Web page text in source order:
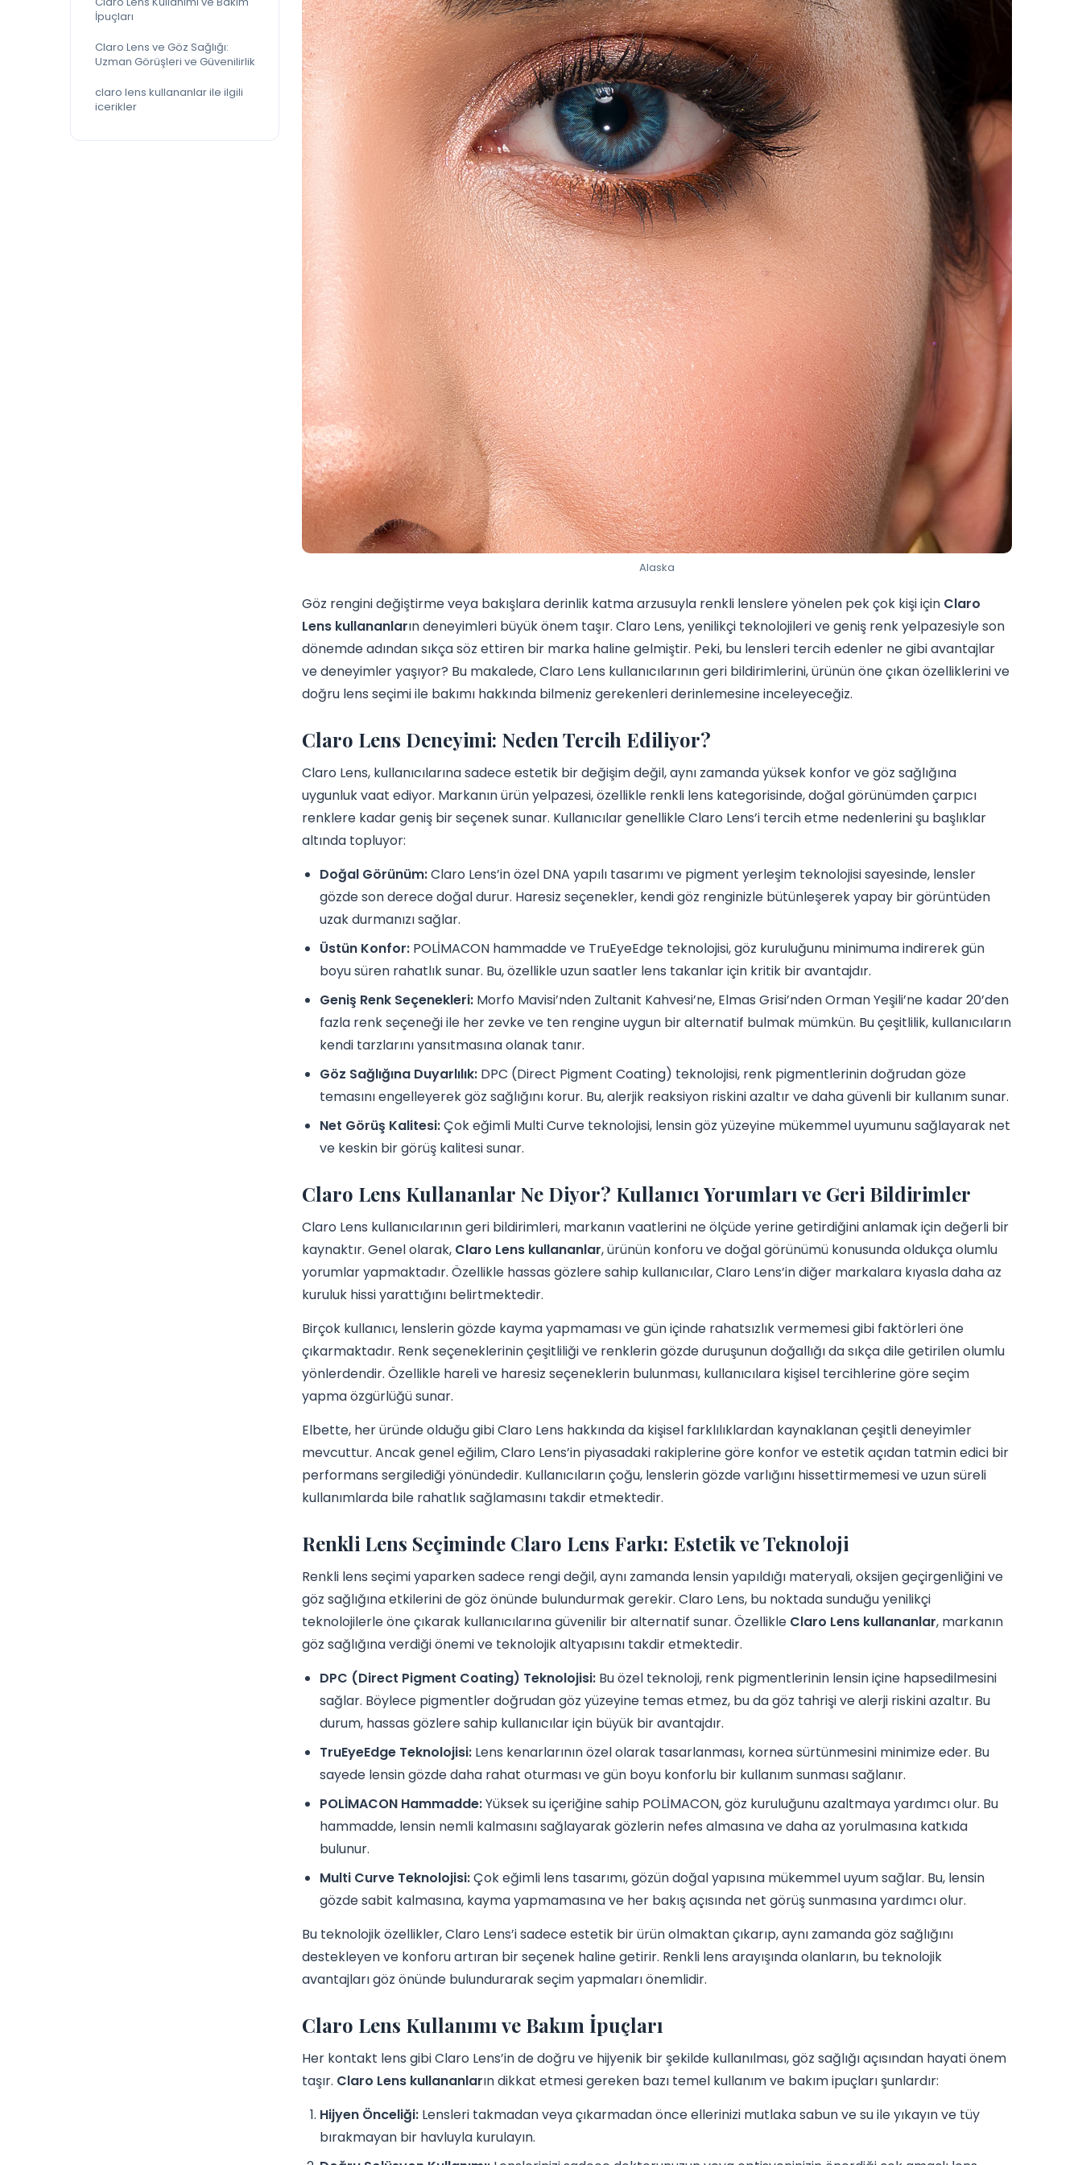
İpuçları
Claro Lens ve Göz Sağlığı:
Uzman Görüşleri ve Güvenilirlik
claro lens kullananlar ile ilgili
icerikler
Alaska
Göz rengini değiştirme veya bakışlara derinlik katma arzusuyla renkli lenslere yönelen pek çok kişi için Claro
Lens kullananların deneyimleri büyük önem taşır. Claro Lens, yenilikçi teknolojileri ve geniş renk yelpazesiyle son
dönemde adından sıkça söz ettiren bir marka haline gelmiştir. Peki, bu lensleri tercih edenler ne gibi avantajlar
ve deneyimler yaşıyor? Bu makalede, Claro Lens kullanıcılarının geri bildirimlerini, ürünün öne çıkan özelliklerini ve
doğru lens seçimi ile bakımı hakkında bilmeniz gerekenleri derinlemesine inceleyeceğiz.
Claro Lens Deneyimi: Neden Tercih Ediliyor?
Claro Lens, kullanıcılarına sadece estetik bir değişim değil, aynı zamanda yüksek konfor ve göz sağlığına
uygunluk vaat ediyor. Markanın ürün yelpazesi, özellikle renkli lens kategorisinde, doğal görünümden çarpıcı
renklere kadar geniş bir seçenek sunar. Kullanıcılar genellikle Claro Lens’i tercih etme nedenlerini şu başlıklar
altında topluyor:
Doğal Görünüm:Claro Lens’in özel DNA yapılı tasarımı ve pigment yerleşim teknolojisi sayesinde, lensler
gözde son derece doğal durur. Haresiz seçenekler, kendi göz renginizle bütünleşerek yapay bir görüntüden
uzak durmanızı sağlar.
Üstün Konfor: POLİMACON hammadde ve TruEyeEdge teknolojisi, göz kuruluğunu minimuma indirerek gün
boyu süren rahatlık sunar. Bu, özellikle uzun saatler lens takanlar için kritik bir avantajdır.
Geniş Renk Seçenekleri: Morfo Mavisi’nden Zultanit Kahvesi’ne, Elmas Grisi’nden Orman Yeşili’ne kadar 20’den
fazla renk seçeneği ile her zevke ve ten rengine uygun bir alternatif bulmak mümkün. Bu çeşitlilik, kullanıcıların
kendi tarzlarını yansıtmasına olanak tanır.
Göz Sağlığına Duyarlılık: DPC (Direct Pigment Coating) teknolojisi, renk pigmentlerinin doğrudan göze
temasını engelleyerek göz sağlığını korur. Bu, alerjik reaksiyon riskini azaltır ve daha güvenli bir kullanım sunar.
Net Görüş Kalitesi:Çok eğimli Multi Curve teknolojisi, lensin göz yüzeyine mükemmel uyumunu sağlayarak net
ve keskin bir görüş kalitesi sunar.
Claro Lens Kullananlar Ne Diyor? Kullanıcı Yorumları ve Geri Bildirimler
Claro Lens kullanıcılarının geri bildirimleri, markanın vaatlerini ne ölçüde yerine getirdiğini anlamak için değerli bir
kaynaktır. Genel olarak, Claro Lens kullananlar, ürünün konforu ve doğal görünümü konusunda oldukça olumlu
yorumlar yapmaktadır. Özellikle hassas gözlere sahip kullanıcılar, Claro Lens’in diğer markalara kıyasla daha az
kuruluk hissi yarattığını belirtmektedir.
Birçok kullanıcı, lenslerin gözde kayma yapmaması ve gün içinde rahatsızlık vermemesi gibi faktörleri öne
çıkarmaktadır. Renk seçeneklerinin çeşitliliği ve renklerin gözde duruşunun doğallığı da sıkça dile getirilen olumlu
yönlerdendir. Özellikle hareli ve haresiz seçeneklerin bulunması, kullanıcılara kişisel tercihlerine göre seçim
yapma özgürlüğü sunar.
Elbette, her üründe olduğu gibi Claro Lens hakkında da kişisel farklılıklardan kaynaklanan çeşitli deneyimler
mevcuttur. Ancak genel eğilim, Claro Lens’in piyasadaki rakiplerine göre konfor ve estetik açıdan tatmin edici bir
performans sergilediği yönündedir. Kullanıcıların çoğu, lenslerin gözde varlığını hissettirmemesi ve uzun süreli
kullanımlarda bile rahatlık sağlamasını takdir etmektedir.
Renkli Lens Seçiminde Claro Lens Farkı: Estetik ve Teknoloji
Renkli lens seçimi yaparken sadece rengi değil, aynı zamanda lensin yapıldığı materyali, oksijen geçirgenliğini ve
göz sağlığına etkilerini de göz önünde bulundurmak gerekir. Claro Lens, bu noktada sunduğu yenilikçi
teknolojilerle öne çıkarak kullanıcılarına güvenilir bir alternatif sunar. Özellikle Claro Lens kullananlar, markanın
göz sağlığına verdiği önemi ve teknolojik altyapısını takdir etmektedir.
DPC (Direct Pigment Coating) Teknolojisi: Bu özel teknoloji, renk pigmentlerinin lensin içine hapsedilmesini
sağlar. Böylece pigmentler doğrudan göz yüzeyine temas etmez, bu da göz tahrişi ve alerji riskini azaltır. Bu
durum, hassas gözlere sahip kullanıcılar için büyük bir avantajdır.
TruEyeEdge Teknolojisi: Lens kenarlarının özel olarak tasarlanması, kornea sürtünmesini minimize eder. Bu
sayede lensin gözde daha rahat oturması ve gün boyu konforlu bir kullanım sunması sağlanır.
POLİMACON Hammadde:Yüksek su içeriğine sahip POLİMACON, göz kuruluğunu azaltmaya yardımcı olur. Bu
hammadde, lensin nemli kalmasını sağlayarak gözlerin nefes almasına ve daha az yorulmasına katkıda
bulunur.
Multi Curve Teknolojisi:Çok eğimli lens tasarımı, gözün doğal yapısına mükemmel uyum sağlar. Bu, lensin
gözde sabit kalmasına, kayma yapmamasına ve her bakış açısında net görüş sunmasına yardımcı olur.
Bu teknolojik özellikler, Claro Lens’i sadece estetik bir ürün olmaktan çıkarıp, aynı zamanda göz sağlığını
destekleyen ve konforu artıran bir seçenek haline getirir. Renkli lens arayışında olanların, bu teknolojik
avantajları göz önünde bulundurarak seçim yapmaları önemlidir.
Claro Lens Kullanımı ve Bakım İpuçları
Her kontakt lens gibi Claro Lens’in de doğru ve hijyenik bir şekilde kullanılması, göz sağlığı açısından hayati önem
taşır. Claro Lens kullananların dikkat etmesi gereken bazı temel kullanım ve bakım ipuçları şunlardır:
Hijyen Önceliği: Lensleri takmadan veya çıkarmadan önce ellerinizi mutlaka sabun ve su ile yıkayın ve tüy
bırakmayan bir havluyla kurulayın.